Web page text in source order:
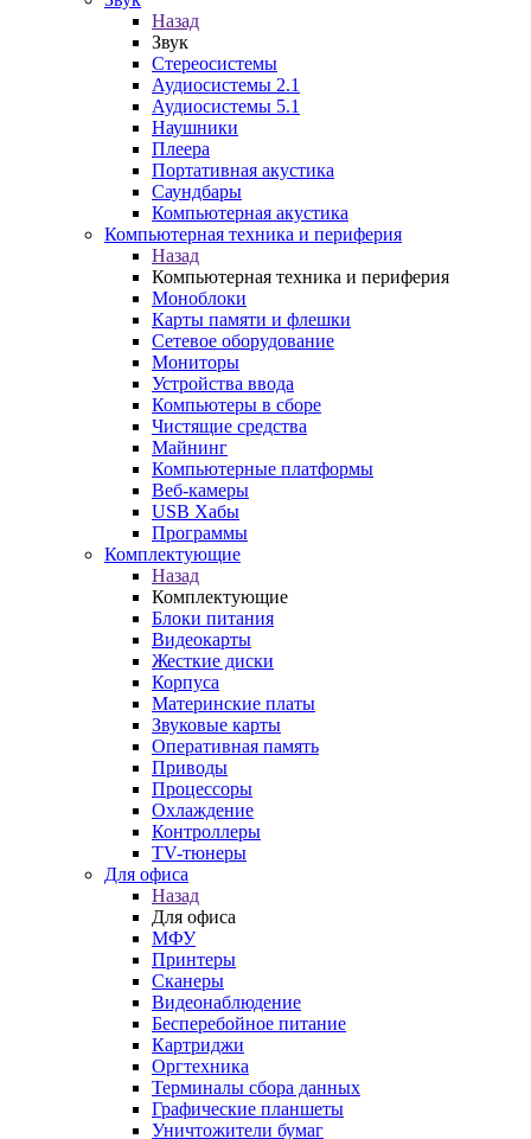
Назад
Звук
Стереосистемы
Аудиосистемы 2.1
Аудиосистемы 5.1
Наушники
Плеера
Портативная акустика
Саундбары
Компьютерная акустика
Компьютерная техника и периферия
Назад
Компьютерная техника и периферия
Моноблоки
Карты памяти и флешки
Сетевое оборудование
Мониторы
Устройства ввода
Компьютеры в сборе
Чистящие средства
Майнинг
Компьютерные платформы
Веб-камеры
USB Хабы
Программы
Комплектующие
Назад
Комплектующие
Блоки питания
Видеокарты
Жесткие диски
Корпуса
Материнские платы
Звуковые карты
Оперативная память
Приводы
Процессоры
Охлаждение
Контроллеры
TV-тюнеры
Для офиса
Назад
Для офиса
МФУ
Принтеры
Сканеры
Видеонаблюдение
Бесперебойное питание
Картриджи
Оргтехника
Терминалы сбора данных
Графические планшеты
Уничтожители бумаг